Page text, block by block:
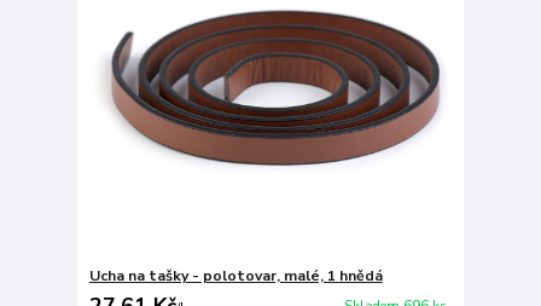
Ucha na tašky - polotovar, malé, 1 hnědá